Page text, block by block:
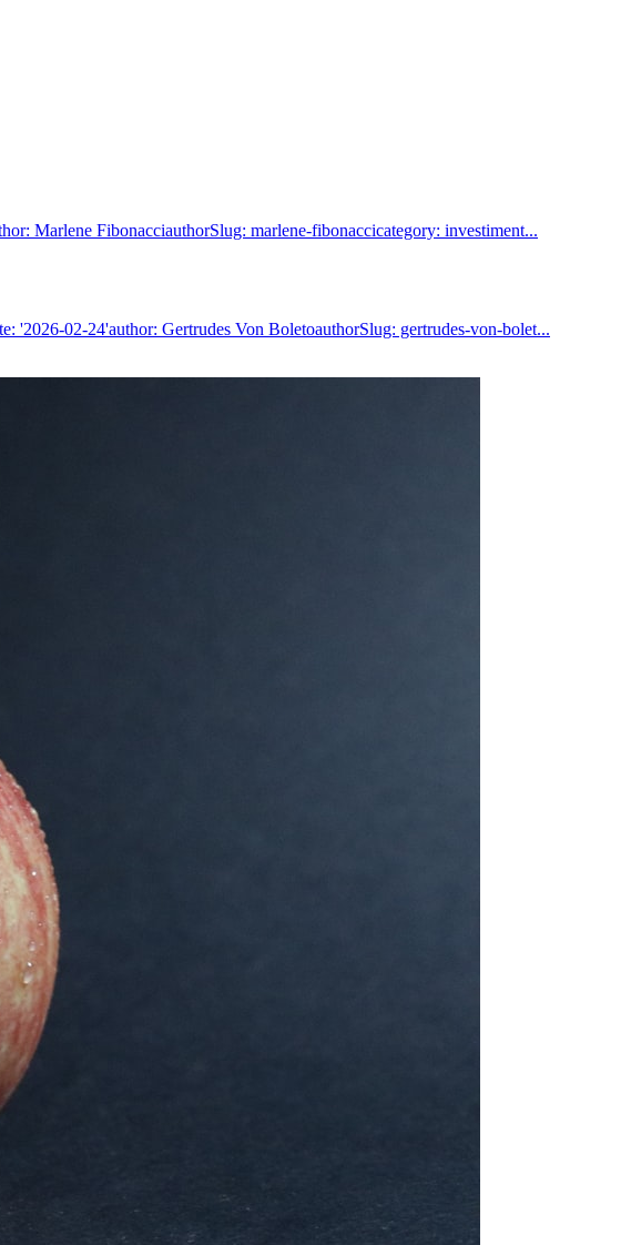
Marlene FibonacciauthorSlug: marlene-fibonaccicategory: investiment...
'2026-02-24'author: Gertrudes Von BoletoauthorSlug: gertrudes-von-bolet...